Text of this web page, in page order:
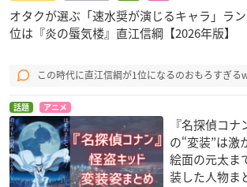
オタクが選ぶ「速水奨が演じるキャラ」ラ
位は『炎の蜃気楼』直江信綱【2026年版】
この時代に直江信綱が1位になるのおもろすぎる
話題 アニメ
『名探偵コ
の“変装”は激
絵面の元太ま
装した人物ま